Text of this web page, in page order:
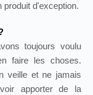
produit d'exception.
toujours voulu
faire les choses.
veille et ne jamais
apporter de la